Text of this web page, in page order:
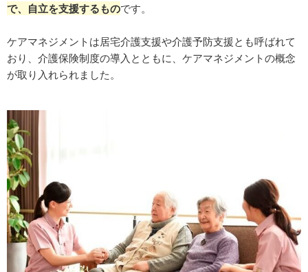
で、自立を支援するものです。
ケアマネジメントは居宅介護支援や介護予防支援とも呼ばれて
おり、介護保険制度の導入とともに、ケアマネジメントの概念
が取り入れられました。